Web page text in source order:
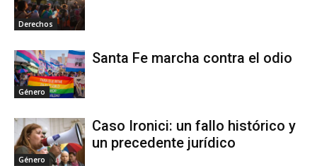
Derechos
Género
Santa Fe marcha contra el odio
Género
Caso Ironici: un fallo histórico y
un precedente jurídico